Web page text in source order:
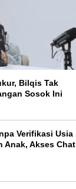
Bilqis Tak
Sosok Ini
Verifikasi Usia
Anak, Akses Chat